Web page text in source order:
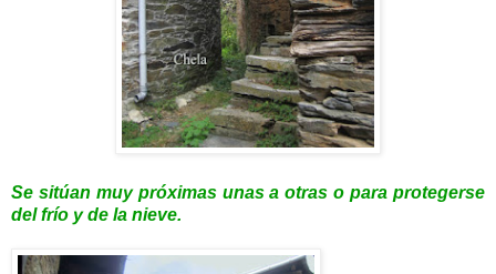
Se sitúan muy próximas unas a otras o para protegerse
del frío y de la nieve.